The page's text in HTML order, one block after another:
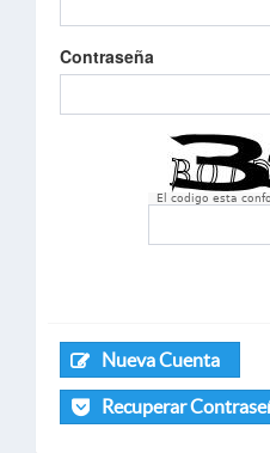
Contraseña
El codigo esta
Nueva Cuenta
Recuperar